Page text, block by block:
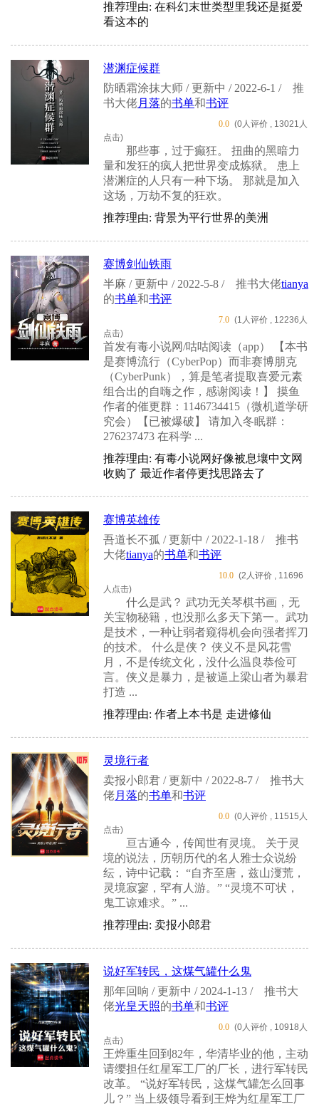
推荐理由: 在科幻末世类型里我还是挺爱
看这本的
潜渊症候群
防晒霜涂抹大师 / 更新中 / 2022-6-1 /
推
书大佬月落的书单和书评
0.0 (0人评价 , 13021人
点击)
那些事，过于癫狂。 扭曲的黑暗力
量和发狂的疯人把世界变成炼狱。 患上
潜渊症的人只有一种下场。 那就是加入
这场，万劫不复的狂欢。
推荐理由: 背景为平行世界的美洲
赛博剑仙铁雨
半麻 / 更新中 / 2022-5-8 /
推书大佬tianya
的书单和书评
7.0 (1人评价 , 12236人
点击)
首发有毒小说网/咕咕阅读（app） 【本书
是赛博流行（CyberPop）而非赛博朋克
（CyberPunk），算是笔者提取喜爱元素
组合出的自嗨之作，感谢阅读！】 摸鱼
作者的催更群：1146734415（微机道学研
究会）【已被爆破】 请加入冬眠群：
276237473 在科学 ...
推荐理由: 有毒小说网好像被息壤中文网
收购了 最近作者停更找思路去了
赛博英雄传
吾道长不孤 / 更新中 / 2022-1-18 /
推书
大佬tianya的书单和书评
10.0 (2人评价 , 11696
人点击)
什么是武？ 武功无关琴棋书画，无
关宝物秘籍，也没那么多天下第一。武功
是技术，一种让弱者窥得机会向强者挥刀
的技术。 什么是侠？ 侠义不是风花雪
月，不是传统文化，没什么温良恭俭可
言。侠义是暴力，是被逼上梁山者为暴君
打造 ...
推荐理由: 作者上本书是 走进修仙
灵境行者
卖报小郎君 / 更新中 / 2022-8-7 /
推书大
佬月落的书单和书评
0.0 (0人评价 , 11515人
点击)
亘古通今，传闻世有灵境。 关于灵
境的说法，历朝历代的名人雅士众说纷
纭，诗中记载： “自齐至唐，兹山濅荒，
灵境寂寥，罕有人游。” “灵境不可状，
鬼工谅难求。” ...
推荐理由: 卖报小郎君
说好军转民，这煤气罐什么鬼
那年回响 / 更新中 / 2024-1-13 /
推书大
佬光皇天照的书单和书评
0.0 (0人评价 , 10918人
点击)
王烨重生回到82年，华清毕业的他，主动
请缨担任红星军工厂的厂长，进行军转民
改革。 “说好军转民，这煤气罐怎么回事
儿？” 当上级领导看到王烨为红星军工厂